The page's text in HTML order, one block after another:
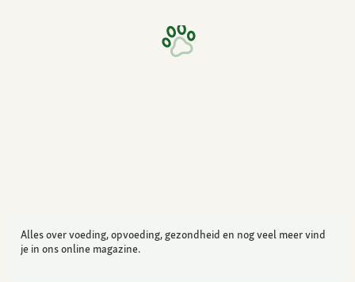
Alles over voeding, opvoeding, gezondheid en nog veel meer vind
je in ons online magazine.